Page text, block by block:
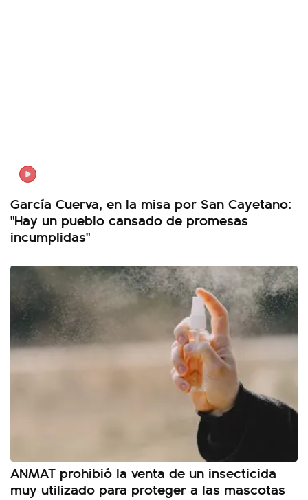
García Cuerva, en la misa por San Cayetano:
"Hay un pueblo cansado de promesas
incumplidas"
ANMAT prohibió la venta de un insecticida
muy utilizado para proteger a las mascotas